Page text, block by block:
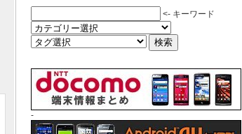
<- キーワード
-